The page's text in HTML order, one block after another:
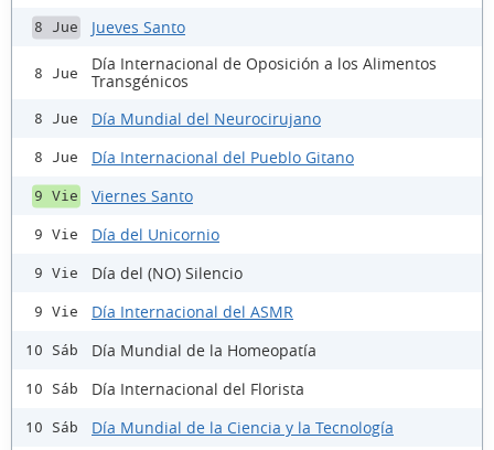
8 Jue Jueves Santo
8 Jue
Día Internacional de Oposición a los Alimentos
Transgénicos
8 Jue Día Mundial del Neurocirujano
8 Jue Día Internacional del Pueblo Gitano
9 Vie Viernes Santo
9 Vie Día del Unicornio
9 Vie Día del (NO) Silencio
9 Vie Día Internacional del ASMR
10 Sáb Día Mundial de la Homeopatía
10 Sáb Día Internacional del Florista
10 Sáb Día Mundial de la Ciencia y la Tecnología